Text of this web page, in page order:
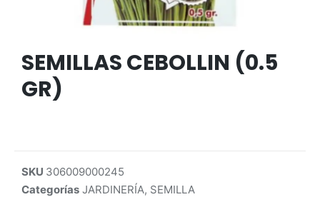
SEMILLAS CEBOLLIN (0.5
GR)
SKU 306009000245
Categorías JARDINERÍA, SEMILLA